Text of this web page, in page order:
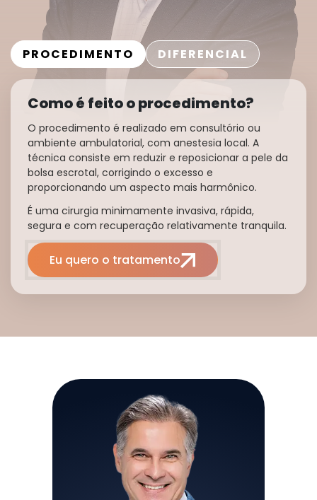
PROCEDIMENTO DIFERENCIAL
Como é feito o procedimento?
O procedimento é realizado em consultório ou
ambiente ambulatorial, com anestesia local. A
técnica consiste em reduzir e reposicionar a pele da
bolsa escrotal, corrigindo o excesso e
proporcionando um aspecto mais harmônico.
É uma cirurgia minimamente invasiva, rápida,
segura e com recuperação relativamente tranquila.
Eu quero o tratamento